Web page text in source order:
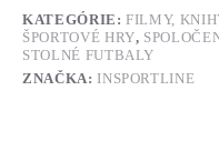
KATEGÓRIE:FILMY,
ŠPORTOVÉ HRY,
STOLNÉ FUTBALY
ZNAČKA: INSPORTLINE